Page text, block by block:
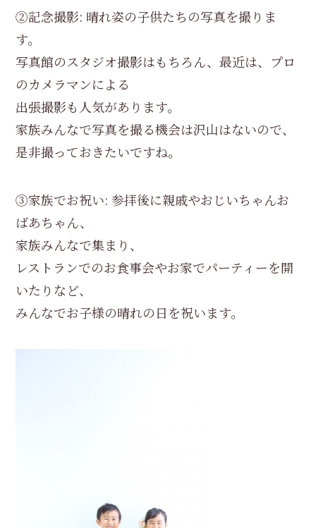
②記念撮影: 晴れ姿の子供たちの写真を撮りま
す。
写真館のスタジオ撮影はもちろん、最近は、プロ
のカメラマンによる
出張撮影も人気があります。
家族みんなで写真を撮る機会は沢山はないので、
是非撮っておきたいですね。
③家族でお祝い: 参拝後に親戚やおじいちゃんお
ばあちゃん、
家族みんなで集まり、
レストランでのお食事会やお家でパーティーを開
いたりなど、
みんなでお子様の晴れの日を祝います。